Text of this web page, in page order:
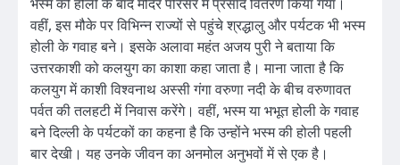
वहीं, इस मौके पर विभिन्न राज्यों से पहुंचे श्रद्धालु और पर्यटक भी भस्म
होली के गवाह बने। इसके अलावा महंत अजय पुरी ने बताया कि
उत्तरकाशी को कलयुग का काशा कहा जाता है। माना जाता है कि
कलयुग में काशी विश्वनाथ अस्सी गंगा वरुणा नदी के बीच वरुणावत
पर्वत की तलहटी में निवास करेंगे। वहीं, भस्म या भभूत होली के गवाह
बने दिल्ली के पर्यटकों का कहना है कि उन्होंने भस्म की होली पहली
बार देखी। यह उनके जीवन का अनमोल अनुभवों में से एक है।